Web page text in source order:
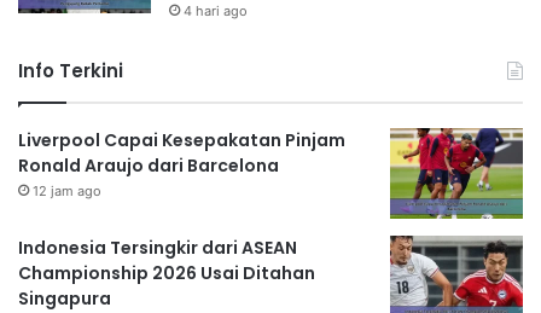
4 hari ago
Info Terkini
Liverpool Capai Kesepakatan Pinjam
Ronald Araujo dari Barcelona
12 jam ago
Indonesia Tersingkir dari ASEAN
Championship 2026 Usai Ditahan
Singapura